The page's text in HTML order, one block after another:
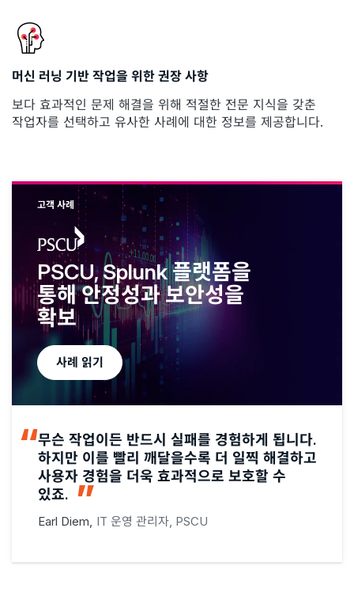
머신 러닝 기반 작업을 위한 권장 사항
보다 효과적인 문제 해결을 위해 적절한 전문 지식을 갖춘
작업자를 선택하고 유사한 사례에 대한 정보를 제공합니다.
고객 사례
PSCU, Splunk 플랫폼을
통해 안정성과 보안성을
확보
사례 읽기
무슨 작업이든 반드시 실패를 경험하게 됩니다.
하지만 이를 빨리 깨달을수록 더 일찍 해결하고
사용자 경험을 더욱 효과적으로 보호할 수
있죠.
Earl Diem, IT 운영 관리자, PSCU